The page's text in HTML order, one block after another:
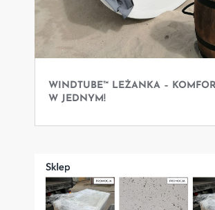
WINDTUBE™ LEŻANKA –
W JEDNYM!